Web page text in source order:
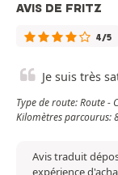
AVIS DE FRITZ
4/5
Je suis très
Type de route: Route -
Kilomètres parcourus:
Avis traduit
expérience